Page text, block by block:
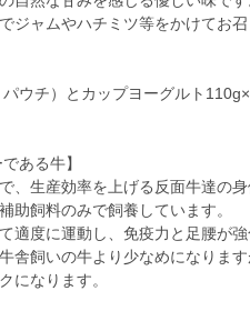
ジャムやハチミツ等をかけてお召
ウチ）とカップヨーグルト
ある牛】
、生産効率を上げる反面牛達の
助飼料のみで飼養しています。
適度に運動し、免疫力と足腰が
舎飼いの牛より少なめになりま
になります。